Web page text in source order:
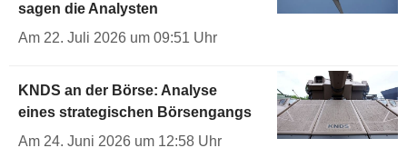
sagen die Analysten
Am 22. Juli 2026 um 09:51 Uhr
KNDS an der Börse: Analyse
eines strategischen Börsengangs
Am 24. Juni 2026 um 12:58 Uhr